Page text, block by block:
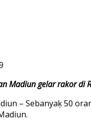
Madiun gelar rakor di
– Sebanyaķ 50